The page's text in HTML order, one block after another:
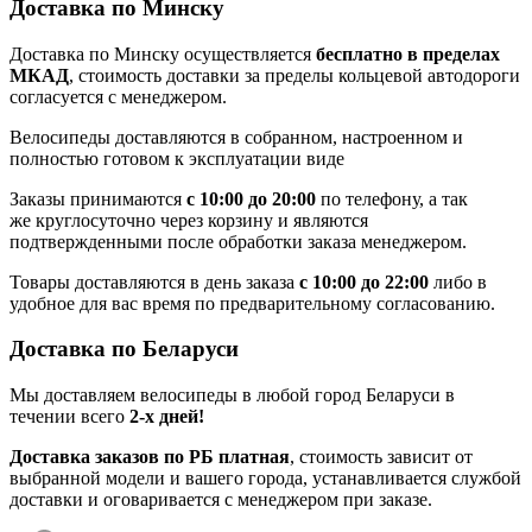
Доставка по Минску
Доставка по Минску осуществляется бесплатно в пределах
МКАД, стоимость доставки за пределы кольцевой автодороги
согласуется с менеджером.
Велосипеды доставляются в собранном, настроенном и
полностью готовом к эксплуатации виде
Заказы принимаются с 10:00 до 20:00 по телефону, а так
же круглосуточно через корзину и являются
подтвержденными после обработки заказа менеджером.
Товары доставляются в день заказа с 10:00 до 22:00 либо в
удобное для вас время по предварительному согласованию.
Доставка по Беларуси
Мы доставляем велосипеды в любой город Беларуси в
течении всего 2-х дней!
Доставка заказов по РБ платная, стоимость зависит от
выбранной модели и вашего города, устанавливается службой
доставки и оговаривается с менеджером при заказе.